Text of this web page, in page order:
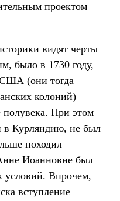
проектом
видят черты
было в 1730 году,
США (они тогда
колоний)
полувека. При этом
в Курляндию, не был
походил
Иоанновне был
условий. Впрочем,
вступление